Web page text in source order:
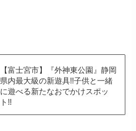
【富士宮市】『外神東公園』静岡
県内最大級の新遊具!!子供と一緒
に遊べる新たなおでかけスポッ
ト!!